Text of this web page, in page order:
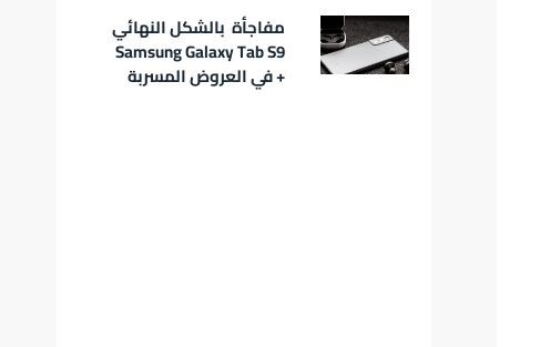
مفاجأة بالشكل النهائي
Samsung Galaxy Tab S9
+ في العروض المسربة